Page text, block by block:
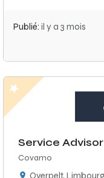
Publié: il y a 3 mois
Service
Covamo
Overpelt,